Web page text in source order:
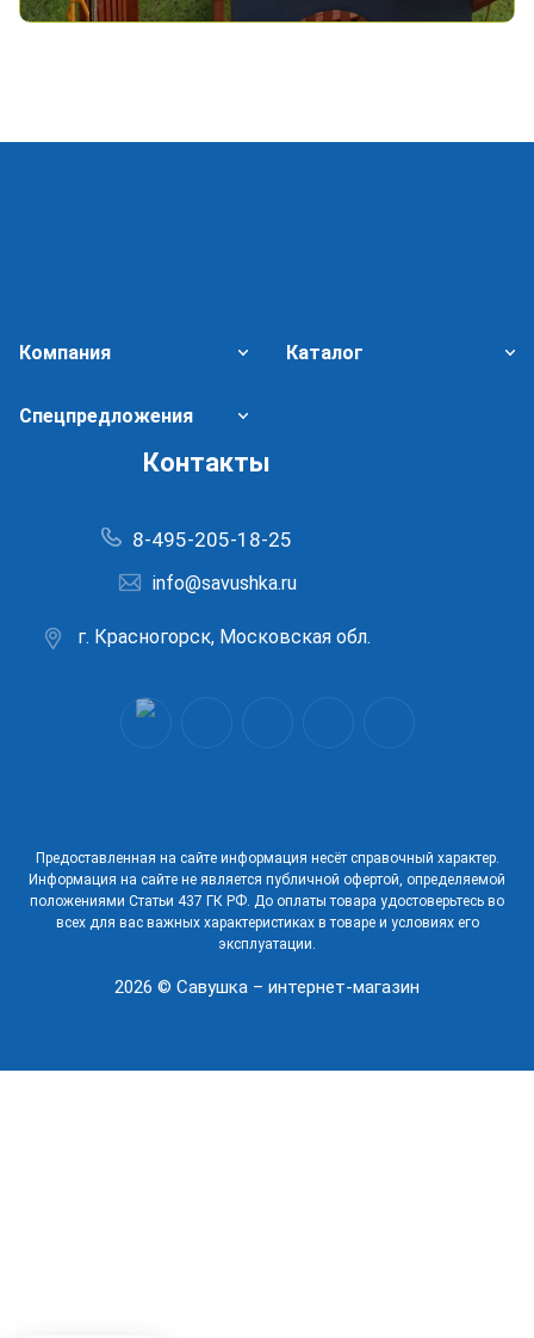
Компания Каталог
Спецпредложения
Контакты
8-495-205-18-25
info@savushka.ru
г. Красногорск, Московская обл.
Предоставленная на сайте информация несёт справочный характер.
Информация на сайте не является публичной офертой, определяемой
положениями Статьи 437 ГК РФ. До оплаты товара удостоверьтесь во
всех для вас важных характеристиках в товаре и условиях его
эксплуатации.
2026 © Савушка – интернет-магазин